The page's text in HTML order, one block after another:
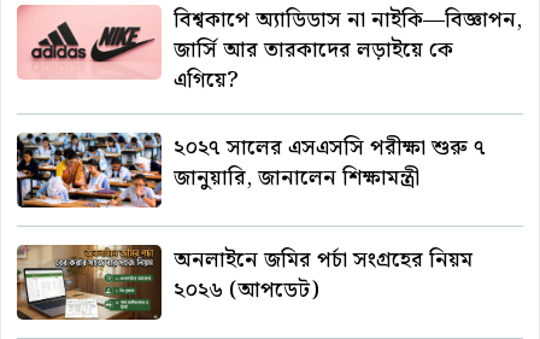
বিশ্বকাপে অ্যাডিডাস না নাইকি—বিজ্ঞাপন,
জার্সি আর তারকাদের লড়াইয়ে কে
এগিয়ে?
২০২৭ সালের এসএসসি পরীক্ষা শুরু ৭
জানুয়ারি, জানালেন শিক্ষামন্ত্রী
অনলাইনে জমির পর্চা সংগ্রহের নিয়ম
২০২৬ (আপডেট)